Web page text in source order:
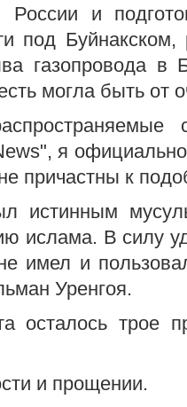
России и
под Буйнакском,
газопровода в
могла быть от
я
причастны к
истинным
ислама. В силу
имел и
Уренгоя.
осталось трое
и прощении.